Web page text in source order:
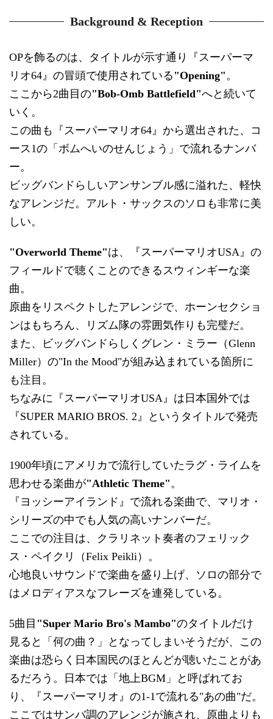
Background & Reception
OPを飾るのは、タイトルが示す通り『スーパーマ
リオ64』の冒頭で使用されている "Opening" 。
ここから2曲目の"Bob-Omb Battlefield"へと続いて
いく。
この曲も『スーパーマリオ64』から選出された、コ
ース1の「ボムへいのせんじょう」で流れるナンバ
ー。
ビッグバンドらしいアンサンブル感に溢れた、軽快
なアレンジだ。アルト・サックスのソロも非常に美
しい。
"Overworld Theme"は、『スーパーマリオUSA』の
フィールドで聴くことのできるスウィンギーな楽
曲。
原曲をリスペクトしたアレンジで、ホーンセクショ
ンはもちろん、リズム隊の雰囲気作りも完璧だ。
また、ビッグバンドらしくグレン・ミラー（Glenn
Miller）の"In the Mood"が組み込まれている箇所に
も注目。
ちなみに『スーパーマリオUSA』は日本国外では
『SUPER MARIO BROS. 2』というタイトルで発売
されている。
1900年頃にアメリカで流行していたラグ・ライムを
思わせる楽曲が"Athletic Theme" 。
『ヨッシーアイランド』で流れる楽曲で、マリオ・
シリーズの中でも人気の高いナンバーだ。
ここでの注目は、クラリネット奏者のフェリック
ス・ペイクリ（Felix Peikli）。
心地良いサウンドで楽曲を盛り上げ、ソロの部分で
はメロディアスなフレーズを連発している。
5曲目 "Super Mario Bro's Mambo"のタイトルだけ
見ると「何の曲？」となってしまいそうだが、この
楽曲は恐らく日本国民のほとんどが聴いたことがあ
るだろう。日本では「地上BGM」と呼ばれてお
り、『スーパーマリオ』の1-1で流れる"あの曲"だ。
ここではサンバ調のアレンジが施され、原曲よりも